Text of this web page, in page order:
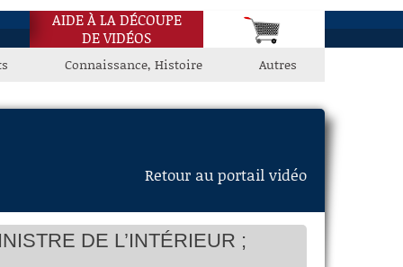
AIDE À LA DÉCOUPE
DE VIDÉOS
Connaissance, Histoire Autres
Retour au portail vidéo
DE L’INTÉRIEUR ;
Xavier Breton, président
Laurent Nunez, ministre
Matthieu Bloch, rapporteur